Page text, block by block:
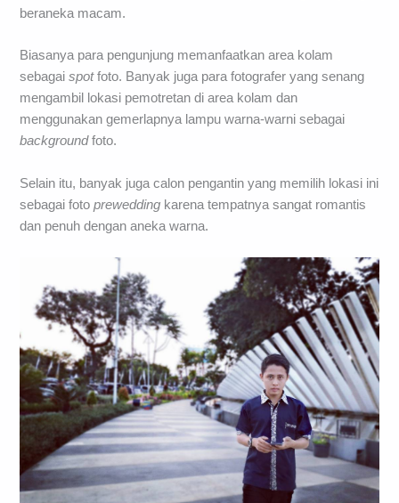
beraneka macam.
Biasanya para pengunjung memanfaatkan area kolam
sebagaispotfoto. Banyak juga para fotografer yang senang
mengambil lokasi pemotretan di area kolam dan
menggunakan gemerlapnya lampu warna-warni sebagai
backgroundfoto.
Selain itu, banyak juga calon pengantin yang memilih lokasi ini
sebagai fotoprewedding karena tempatnya sangat romantis
dan penuh dengan aneka warna.